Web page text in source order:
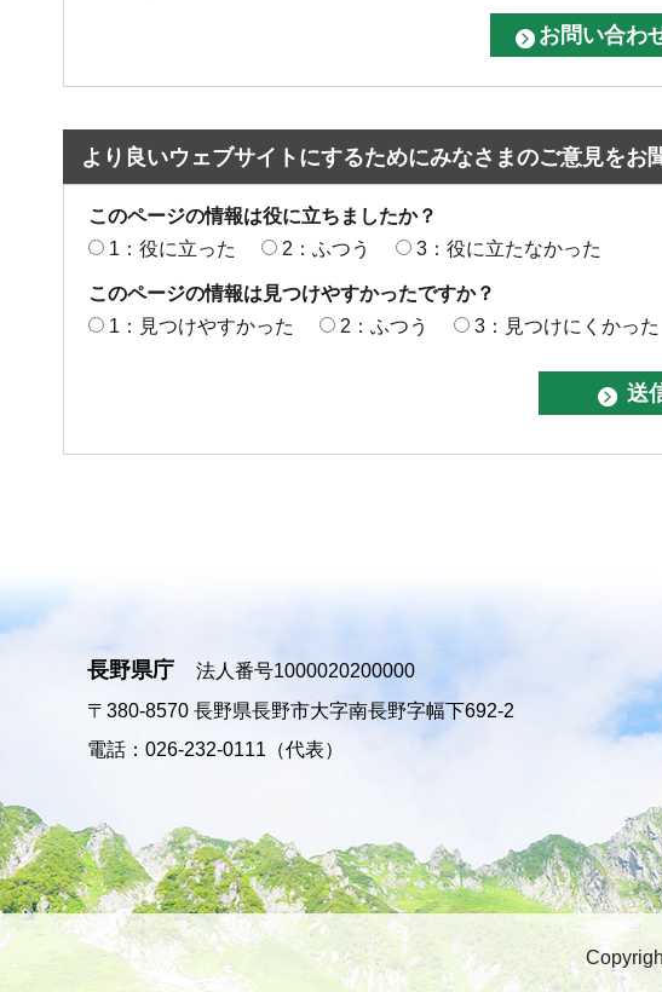
より良いウェブサイトにするためにみなさまのご意見をお
このページの情報は役に立ちましたか？
1：役に立った
2：ふつう 3：役に立たなかった
このページの情報は見つけやすかったですか？
1：見つけやすかった
2：ふつう 3：見つけにくかった
長野県庁
法人番号1000020200000
〒380-8570 長野県長野市大字南長野字幅下692-2
電話：026-232-0111（代表）